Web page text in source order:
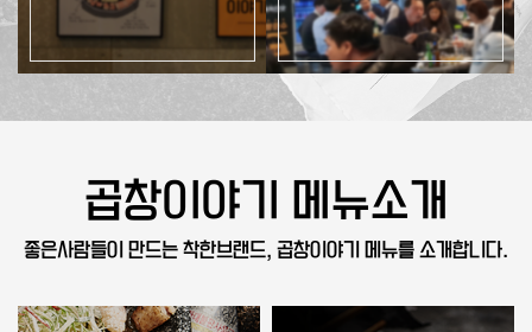
곱창이야기 메뉴소개
좋은사람들이 만드는 착한브랜드, 곱창이야기 메뉴를 소개합니다.